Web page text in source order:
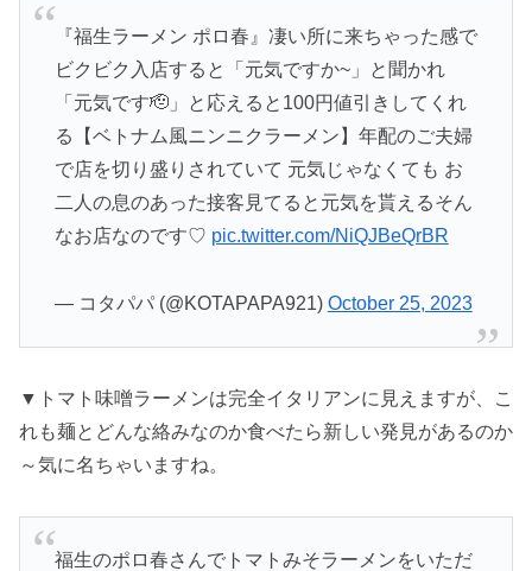
『福生ラーメン ポロ春』凄い所に来ちゃった感で
ビクビク入店すると「元気ですか~」と聞かれ
「元気です🫡」と応えると100円値引きしてくれ
る【ベトナム風ニンニクラーメン】年配のご夫婦
で店を切り盛りされていて 元気じゃなくても お
二人の息のあった接客見てると元気を貰えるそん
なお店なのです♡ pic.twitter.com/NiQJBeQrBR
— コタパパ (@KOTAPAPA921) October 25, 2023
▼トマト味噌ラーメンは完全イタリアンに見えますが、こ
れも麺とどんな絡みなのか食べたら新しい発見があるのか
～気に名ちゃいますね。
福生のポロ春さんでトマトみそラーメンをいただ